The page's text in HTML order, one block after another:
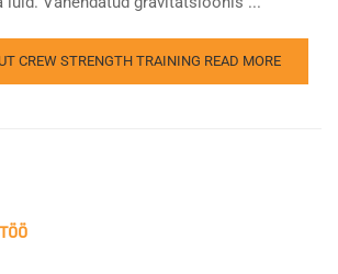
CREW STRENGTH TRAINING READ MORE